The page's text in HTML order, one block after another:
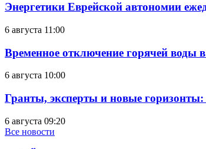
Энергетики Еврейской автономии
6 августа 11:00
Временное отключение горячей воды
6 августа 10:00
Гранты, эксперты и новые
6 августа 09:20
Все новости